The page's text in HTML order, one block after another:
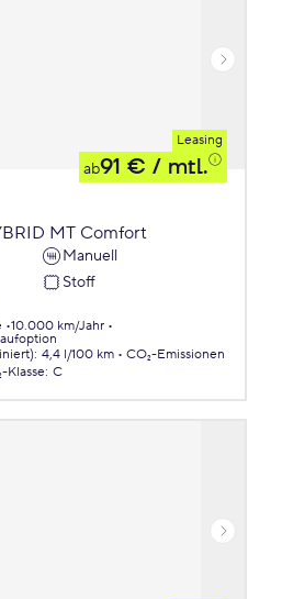
Leasing
ab91 € / mtl.
MT Comfort
Manuell
Stoff
10.000 km/Jahr
: 4,4 l/100 km
CO₂-Emissionen
Klasse: C